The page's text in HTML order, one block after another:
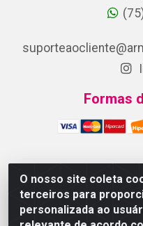
O nosso site coleta
terceiros para
personalizada ao
Formas
ARMAZEM DOS
Av.Transnordestina,
Santana/BA - CEP